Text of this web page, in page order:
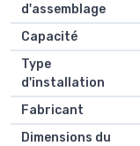
d'assemblage
Capacité
Type
d'installation
Fabricant
Dimensions du